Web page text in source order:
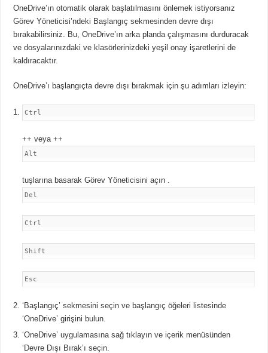
OneDrive’ın otomatik olarak başlatılmasını önlemek istiyorsanız
Görev Yöneticisi’ndeki Başlangıç ​​sekmesinden devre dışı
bırakabilirsiniz.
Bu, OneDrive’ın arka planda çalışmasını durduracak
ve dosyalarınızdaki ve klasörlerinizdeki yeşil onay işaretlerini de
kaldıracaktır.
OneDrive’ı başlangıçta devre dışı bırakmak için şu adımları izleyin:
Ctrl
++veya++
Alt
tuşlarına basarak Görev Yöneticisiniaçın
Del
Ctrl
Shift
Esc
‘Başlangıç’ sekmesini seçin ve başlangıç ​​öğeleri listesinde
‘OneDrive’ girişini bulun.
‘OneDrive’ uygulamasına sağ tıklayın ve içerik menüsünden
‘Devre Dışı Bırak’ı seçin.